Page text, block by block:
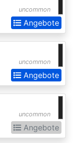
uncommon
Angebote
uncommon
Angebote
uncommon
Angebote